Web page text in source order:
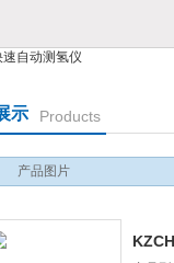
速自动测氢仪
示 Products
产品图片